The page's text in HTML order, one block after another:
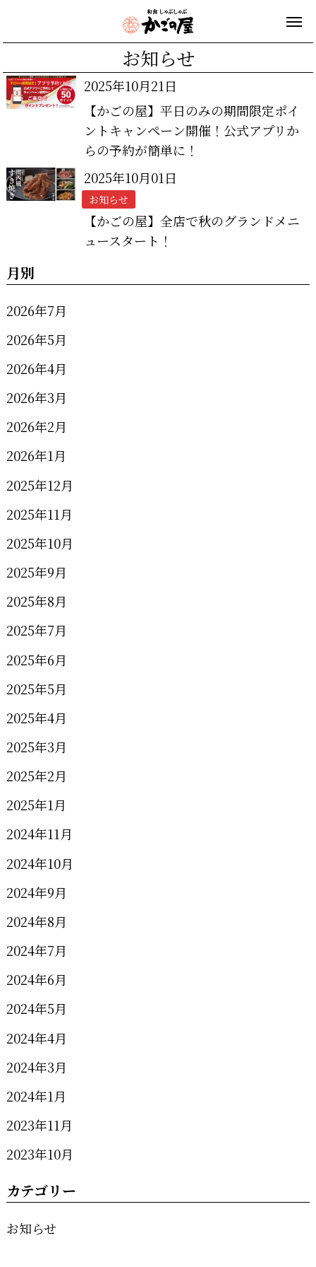
お知らせ
2025年10月21日
【かごの屋】平日のみの期間限定ポイ
ントキャンペーン開催！公式アプリか
らの予約が簡単に！
2025年10月01日
お知らせ
【かごの屋】全店で秋のグランドメニ
ュースタート！
月別
2026年7月
2026年5月
2026年4月
2026年3月
2026年2月
2026年1月
2025年12月
2025年11月
2025年10月
2025年9月
2025年8月
2025年7月
2025年6月
2025年5月
2025年4月
2025年3月
2025年2月
2025年1月
2024年11月
2024年10月
2024年9月
2024年8月
2024年7月
2024年6月
2024年5月
2024年4月
2024年3月
2024年1月
2023年11月
2023年10月
カテゴリー
お知らせ